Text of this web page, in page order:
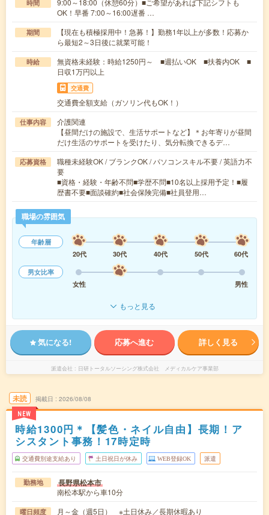
時間
9:00～18:00（休憩60分）■ご希望があれば下記シフトも
OK！早番 7:00～16:00遅番 …
期間
【現在も積極採用中！急募！】勤務1年以上が多数！応募か
ら最短2～3日後に就業可能！
時給
無資格未経験：時給1250円～ ■週払いOK ■扶養内OK ■
日収1万円以上
交通費
交通費全額支給（ガソリン代もOK！）
仕事内容
介護関連
【昼間だけの施設で、生活サポートなど】＊お年寄りが昼間
だけ生活のサポートを受けたり、気分転換できるデ…
応募資格
職種未経験OK / ブランクOK / パソコンスキル不要 / 英語力不
要
■資格・経験・年齢不問■学歴不問■10名以上採用予定！■履
歴書不要■面談確約■社会保険完備■社員登用…
職場の雰囲気
年齢層
20代
30代 40代 50代
60代
男女比率
女性
男性
もっと見る
気になる! 応募へ進む 詳しく見る
派遣会社 日研トータルソーシング株式会社 メディカルケア事業部
未読
NEW
掲載日 2026/08/08
時給1300円＊【髪色・ネイル自由】長期！ア
シスタント事務！17時定時
交通費別途支給あり 土日祝日が休み WEB登録OK 派遣
勤務地 長野県松本市
南松本駅から車10分
曜日頻度 月～金（週5日） ※土日休み／長期休暇あり